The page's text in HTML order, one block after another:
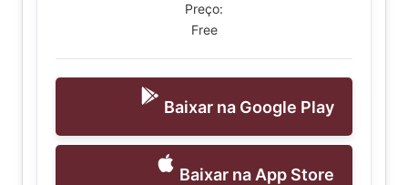
Preço:
Free
Baixar na Google Play
Baixar na App Store